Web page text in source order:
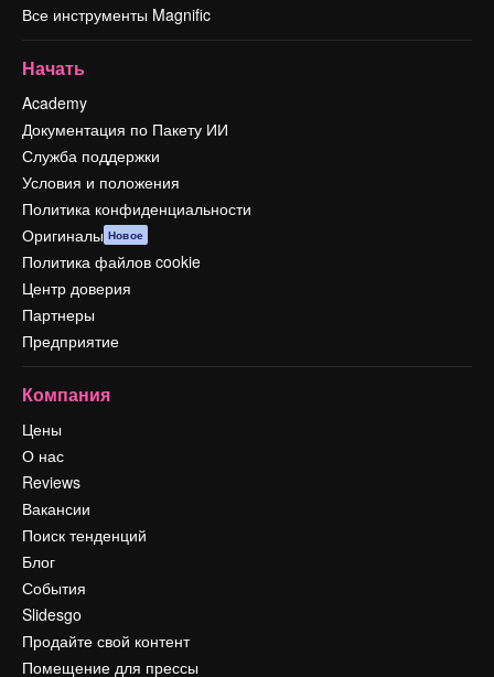
Все инструменты Magnific
Начать
Academy
Документация по Пакету ИИ
Служба поддержки
Условия и положения
Политика конфиденциальности
Оригиналы Новое
Политика файлов cookie
Центр доверия
Партнеры
Предприятие
Компания
Цены
О нас
Reviews
Вакансии
Поиск тенденций
Блог
События
Slidesgo
Продайте свой контент
Помещение для прессы